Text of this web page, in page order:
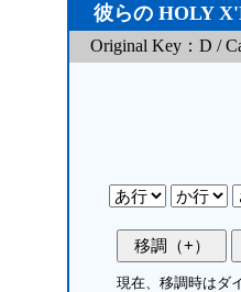
彼らの HOLY
Original Key：D /
現在、移調時はダ